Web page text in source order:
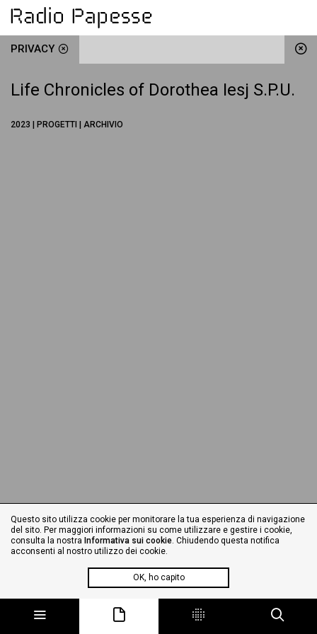
PRIVACY
Life Chronicles of Dorothea Iesj S.P.U.
2023 | PROGETTI | ARCHIVIO
Questo sito utilizza cookie per monitorare la tua esperienza di navigazione
del sito. Per maggiori informazioni su come utilizzare e gestire i cookie,
consulta la nostra Informativa sui cookie. Chiudendo questa notifica
acconsenti al nostro utilizzo dei cookie.
OK, ho capito